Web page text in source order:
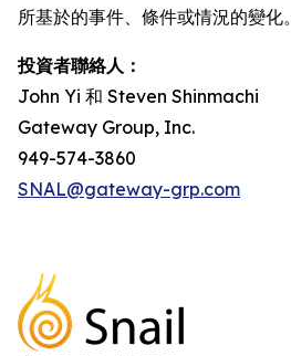
所基於的事件、條件或情況的變化。
投資者聯絡人：
John Yi 和 Steven Shinmachi
Gateway Group, Inc.
949-574-3860
SNAL@gateway-grp.com